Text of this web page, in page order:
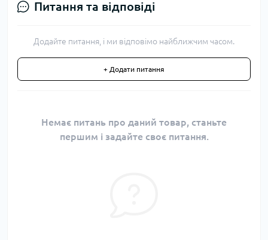
Питання та відповіді
Додайте питання, і ми відповімо найближчим часом.
+ Додати питання
Немає питань про даний товар, станьте
першим і задайте своє питання.